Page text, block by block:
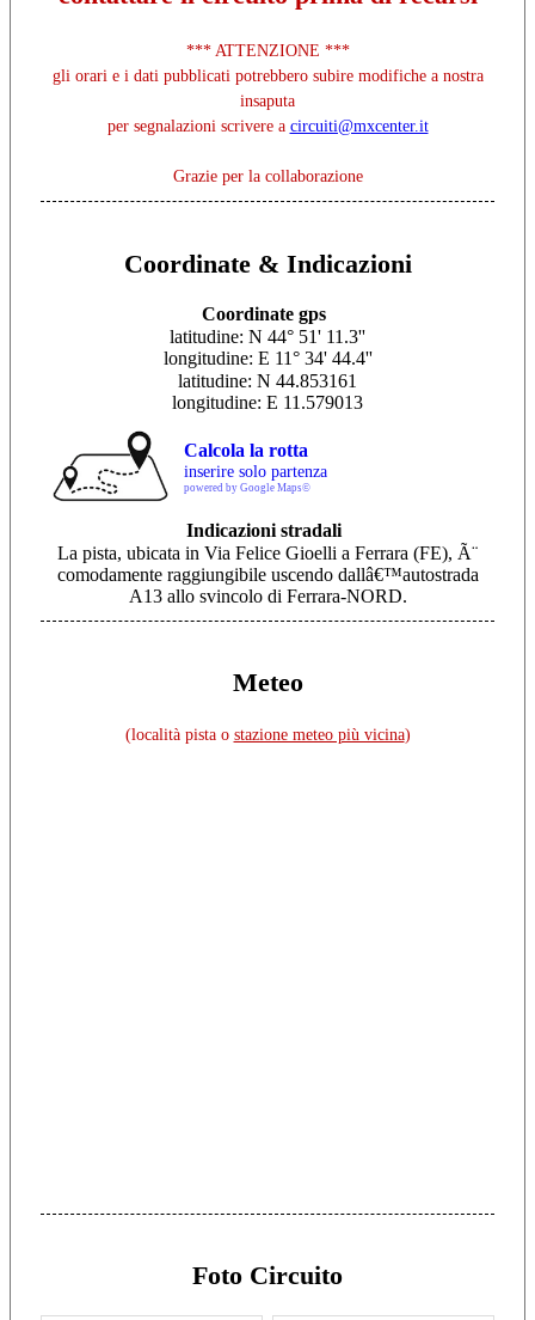
*** ATTENZIONE ***
gli orari e i dati pubblicati potrebbero subire modifiche a nostra
insaputa
per segnalazioni scrivere a circuiti@mxcenter.it
Grazie per la collaborazione
Coordinate & Indicazioni
Coordinate gps
latitudine: N 44° 51' 11.3''
longitudine: E 11° 34' 44.4''
latitudine: N 44.853161
longitudine: E 11.579013
Calcola la rotta
inserire solo partenza
powered by Google Maps©
Indicazioni stradali
La pista, ubicata in Via Felice Gioelli a Ferrara (FE), Ã¨
comodamente raggiungibile uscendo dallâ€™autostrada
A13 allo svincolo di Ferrara-NORD.
Meteo
(località pista o stazione meteo più vicina)
Foto Circuito